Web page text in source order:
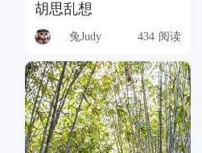
胡思乱想
兔Judy 434 阅读